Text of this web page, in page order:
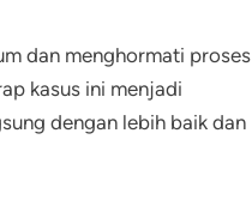
dan menghormati proses
kasus ini menjadi
dengan lebih baik dan